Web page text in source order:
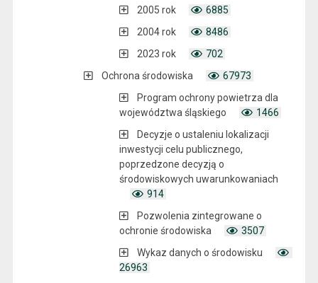
2005 rok
6885
2004 rok
8486
2023 rok
702
Ochrona środowiska
67973
Program ochrony powietrza dla
województwa śląskiego
1466
Decyzje o ustaleniu lokalizacji
inwestycji celu publicznego,
poprzedzone decyzją o
środowiskowych uwarunkowaniach
914
Pozwolenia zintegrowane o
ochronie środowiska
3507
Wykaz danych o środowisku
26963